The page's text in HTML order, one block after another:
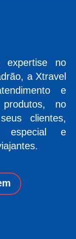
no
a Xtravel
e
no
clientes,
especial e